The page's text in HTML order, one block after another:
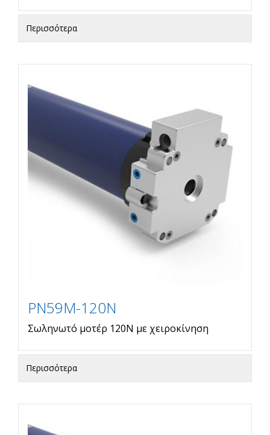
Περισσότερα
PN59M-120N
Σωληνωτό μοτέρ 120Ν με χειροκίνηση
Περισσότερα